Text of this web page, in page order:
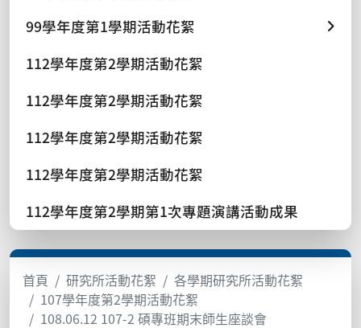
99學年度第1學期活動花絮
112學年度第2學期活動花絮
112學年度第2學期活動花絮
112學年度第2學期活動花絮
112學年度第2學期活動花絮
112學年度第2學期第1次專題演講活動成果
首頁 研究所活動花絮
各學期研究所活動花絮
107學年度第2學期活動花絮
108.06.12 107-2 碩專班期末師生座談會